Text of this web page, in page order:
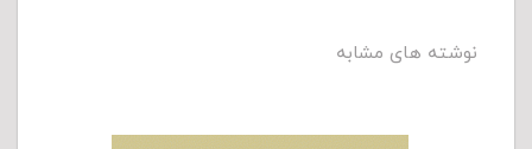
نوشته های مشابه